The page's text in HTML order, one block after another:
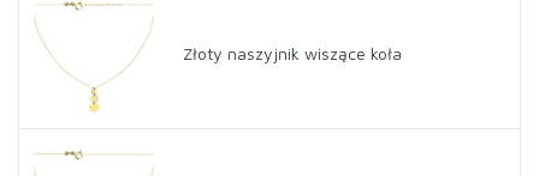
Złoty naszyjnik wiszące koła